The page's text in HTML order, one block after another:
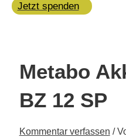
Jetzt spenden
Metabo
BZ 12 SP
Kommentar verfassen /